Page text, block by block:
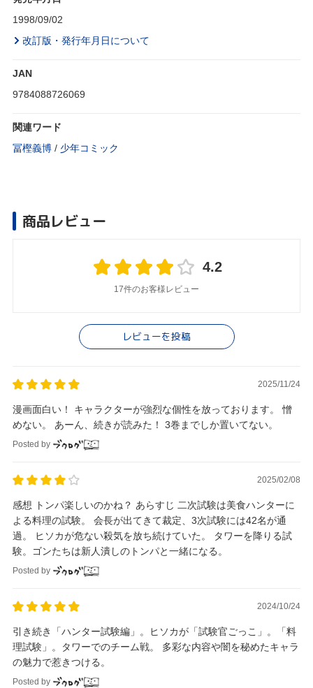
1998/09/02
改訂版・発行年月日について
JAN
9784088726069
関連ワード
冨樫義博 / 少年コミック
商品レビュー
4.2
17件のお客様レビュー
レビューを投稿
2025/11/24
漫画面白い！ キャラクターが強烈な個性を放っております。 憎
めない。 あーん、続きが読みた！ 3巻までしか置いてない。
Posted by
2025/02/08
感想 トンパ楽しいのかね？ あらすじ 二次試験は美食ハンターに
よる料理の試験。 会長が出てきて裁定、3次試験には42名が通
過。 ヒソカが危ない殺気を放ち続けていた。 タワーを降りる試
験。ゴンたちは新人潰しのトンパと一緒になる。
Posted by
2024/10/24
引き続き「ハンター試験編」。ヒソカが「試験官ごっこ」。「料
理試験」。タワーでのチーム戦。 多彩な内容や闇を秘めたキャラ
の魅力で惹きつける。
Posted by